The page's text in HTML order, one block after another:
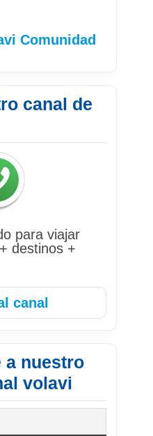
Comunidad
canal de
para viajar
destinos +
canal
a nuestro
volavi